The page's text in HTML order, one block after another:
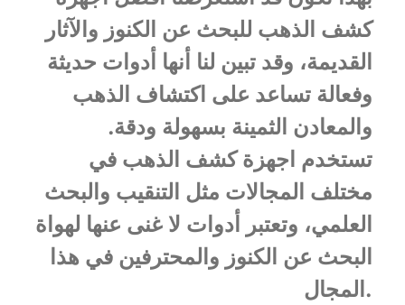
كشف الذهب للبحث عن الكنوز والآثار
القديمة، وقد تبين لنا أنها أدوات حديثة
وفعالة تساعد على اكتشاف الذهب
والمعادن الثمينة بسهولة ودقة.
تستخدم اجهزة كشف الذهب في
مختلف المجالات مثل التنقيب والبحث
العلمي، وتعتبر أدوات لا غنى عنها لهواة
البحث عن الكنوز والمحترفين في هذا
المجال.